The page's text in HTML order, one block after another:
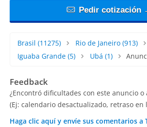
Pedir cotización
Brasil (11275) Rio de Janeiro(913)
Iguaba Grande (5) Ubá (1)
Feedback
¿Encontró dificultades con este anuncio o
(Ej: calendario desactualizado, retraso en
Haga clic aquí y envíe sus comentarios a